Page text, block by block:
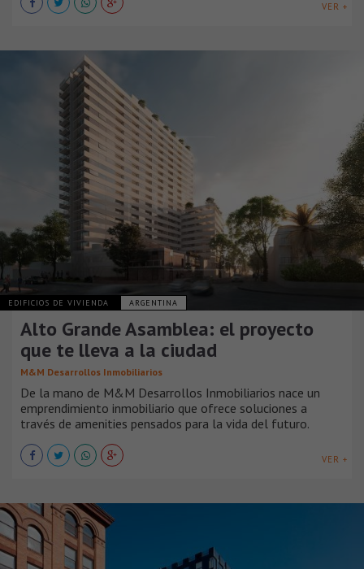
VER +
EDIFICIOS DE VIVIENDA ARGENTINA
Alto Grande Asamblea: el proyecto
que te lleva a la ciudad
M&M Desarrollos Inmobiliarios
De la mano de M&M Desarrollos Inmobiliarios nace un
emprendimiento inmobiliario que ofrece soluciones a
través de amenities pensados para la vida del futuro.
VER +